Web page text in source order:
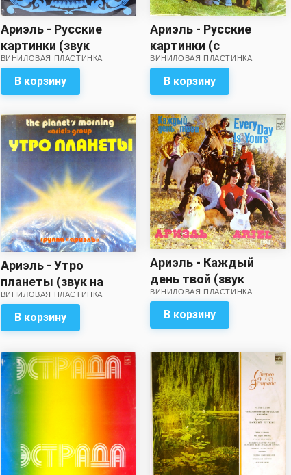
Ариэль - Русские
картинки (звук
приближен к
хорошему!)
ВИНИЛОВАЯ ПЛАСТИНКА
В корзину
Ариэль - Русские
картинки (с
автографами
музыкантов!!!) (звук
приближен к
отличному!)
ВИНИЛОВАЯ ПЛАСТИНКА
В корзину
Ариэль - Утро
планеты (звук на
четыре с минусом)
ВИНИЛОВАЯ ПЛАСТИНКА
В корзину
Ариэль - Каждый
день твой (звук
хороший!)
ВИНИЛОВАЯ ПЛАСТИНКА
В корзину